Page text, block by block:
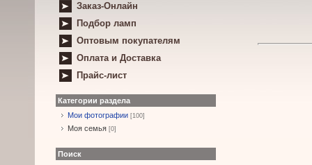
Заказ-Онлайн
Подбор ламп
Оптовым покупателям
Оплата и Доставка
Прайс-лист
Категории раздела
Мои фотографии [100]
Моя семья [0]
Поиск